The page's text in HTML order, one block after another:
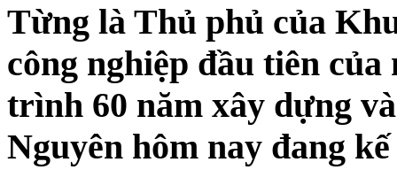
Từng là Thủ phủ của
công nghiệp đầu tiên
trình 60 năm xây dựng
Nguyên hôm nay đang